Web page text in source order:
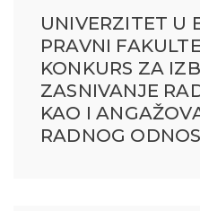
UNIVERZITET U
PRAVNI
KONKURS ZA
ZASNIVANJE
KAO I
RADNOG